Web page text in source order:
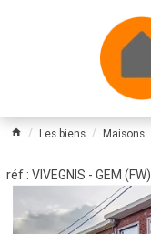
Les biens Maisons
réf : VIVEGNIS - GEM (FW)